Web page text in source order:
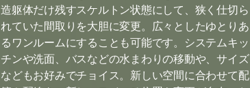
造躯体だけ残すスケルトン状態にして、狭く仕切ら
れていた間取りを大胆に変更。広々としたゆとりあ
るワンルームにすることも可能です。システムキッ
チンや洗面、バスなどの水まわりの移動や、サイズ
などもお好みでチョイス。新しい空間に合わせて配